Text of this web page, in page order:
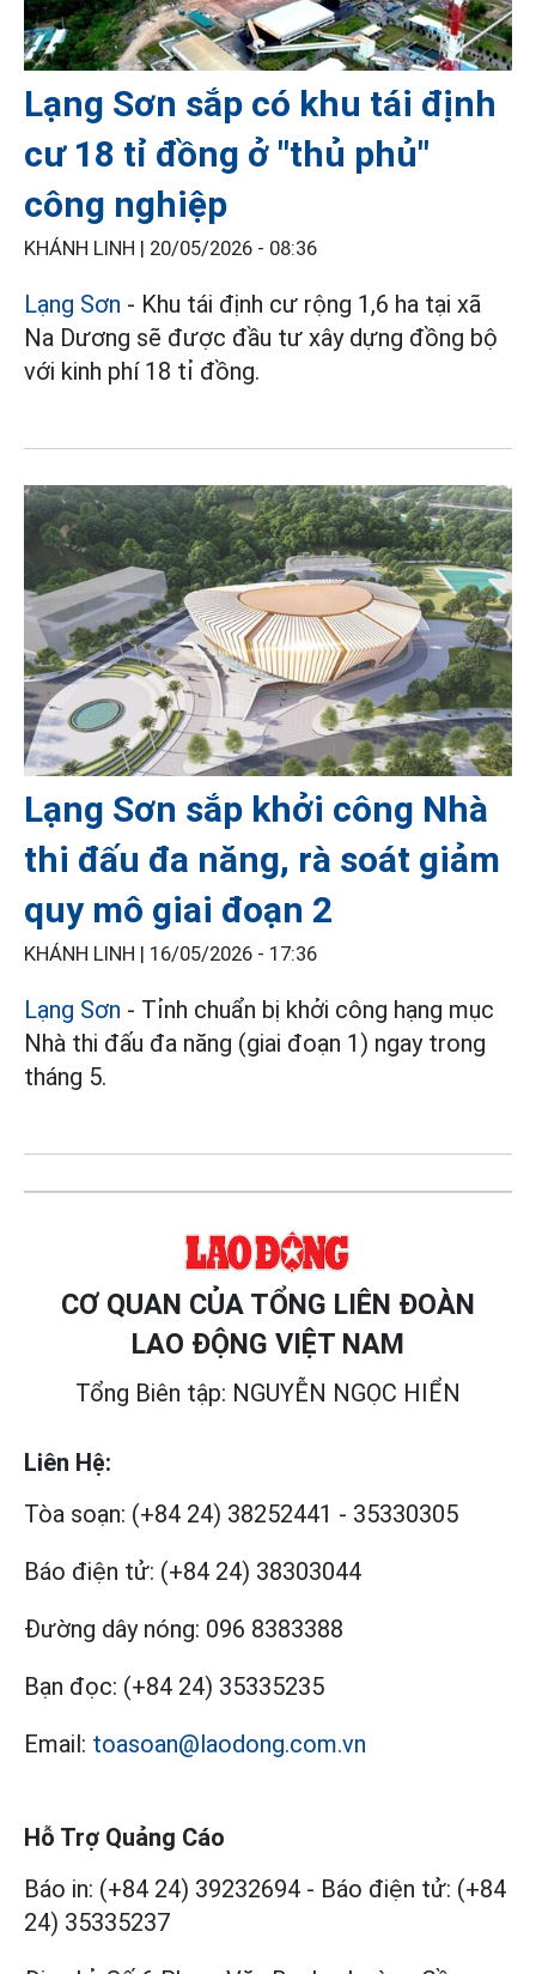
Lạng Sơn sắp có khu tái định
cư 18 tỉ đồng ở "thủ phủ"
công nghiệp
KHÁNH LINH | 20/05/2026 - 08:36
Lạng Sơn - Khu tái định cư rộng 1,6 ha tại xã
Na Dương sẽ được đầu tư xây dựng đồng bộ
với kinh phí 18 tỉ đồng.
Lạng Sơn sắp khởi công Nhà
thi đấu đa năng, rà soát giảm
quy mô giai đoạn 2
KHÁNH LINH | 16/05/2026 - 17:36
Lạng Sơn - Tỉnh chuẩn bị khởi công hạng mục
Nhà thi đấu đa năng (giai đoạn 1) ngay trong
tháng 5.
CƠ QUAN CỦA TỔNG LIÊN ĐOÀN
LAO ĐỘNG VIỆT NAM
Tổng Biên tập: NGUYỄN NGỌC HIỂN
Liên Hệ:
Tòa soạn: (+84 24) 38252441 - 35330305
Báo điện tử: (+84 24) 38303044
Đường dây nóng: 096 8383388
Bạn đọc: (+84 24) 35335235
Email: toasoan@laodong.com.vn
Hỗ Trợ Quảng Cáo
Báo in: (+84 24) 39232694 - Báo điện tử: (+84
24) 35335237